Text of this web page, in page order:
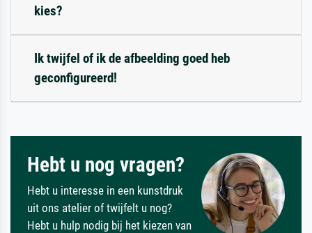
kies?
Ik twijfel of ik de afbeelding goed heb
geconfigureerd!
Hebt u nog vragen?
Hebt u interesse in een kunstdruk
uit ons atelier of twijfelt u nog?
Hebt u hulp nodig bij het kiezen van